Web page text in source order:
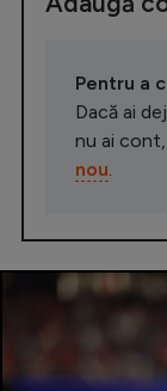
Pentru a
Dacă ai
nu ai cont,
nou.